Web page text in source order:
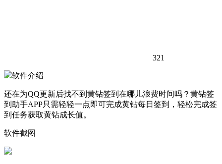
321
软件介绍
还在为QQ更新后找不到黄钻签到在哪儿浪费时间吗？黄钻签
到助手APP只需轻轻一点即可完成黄钻每日签到，轻松完成签
到任务获取黄钻成长值。
软件截图